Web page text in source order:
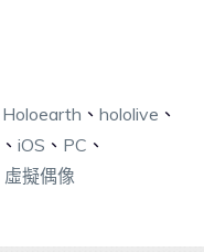
Holoearth 、 hololive 、
、 iOS 、 PC 、
虛擬偶像